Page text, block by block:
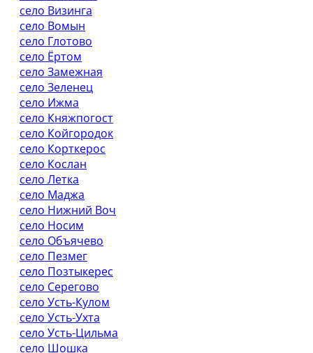
село Визинга
село Вомын
село Глотово
село Ёртом
село Замежная
село Зеленец
село Ижма
село Княжпогост
село Койгородок
село Корткерос
село Кослан
село Летка
село Маджа
село Нижний Воч
село Носим
село Объячево
село Пезмег
село Позтыкерес
село Серегово
село Усть-Кулом
село Усть-Ухта
село Усть-Цильма
село Шошка